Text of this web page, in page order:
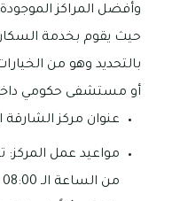
وأفضل المراكز
حيث يقوم بخدمة
بالتحديد وهو من
أو مستشفى حكومي
عنوان مركز
مواعيد عمل المركز: